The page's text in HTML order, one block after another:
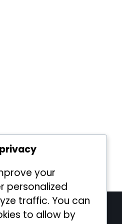
your
personalized
traffic. You can
to allow by